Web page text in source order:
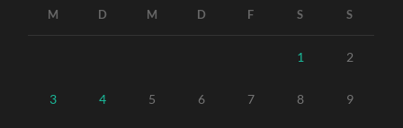
M D M D F S S
1 2
3 4 5 6 7 8 9